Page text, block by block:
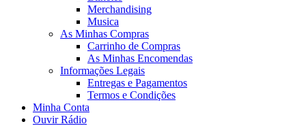
Merchandising
Musica
As Minhas Compras
Carrinho de Compras
As Minhas Encomendas
Informações Legais
Entregas e Pagamentos
Termos e Condições
Minha Conta
Ouvir Rádio